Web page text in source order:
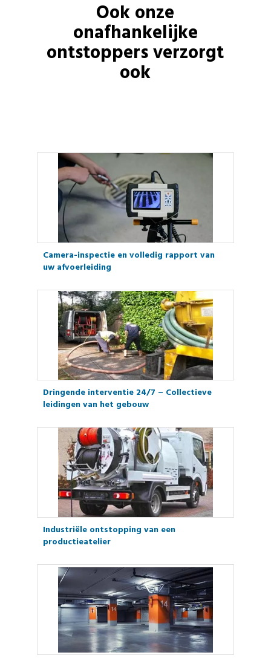
Ook onze
onafhankelijke
ontstoppersverzorgt
ook
Camera-inspectie en volledig rapport van
uw afvoerleiding
Dringende interventie 24/7 – Collectieve
leidingen van het gebouw
Industriële ontstopping van een
productieatelier